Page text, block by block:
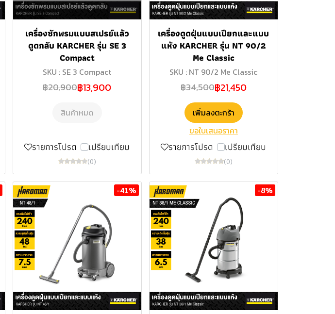
เครื่องซักพรมแบบสเปรย์แล้ว
ดูดกลับ KARCHER รุ่น SE 3
Compact
SKU : SE 3 Compact
฿20,900฿13,900
สินค้าหมด
รายการโปรด เปรียบเทียบ
(0)
เครื่องดูดฝุ่นแบบเปียกและแบบ
แห้ง KARCHER รุ่น NT 90/2
Me Classic
SKU : NT 90/2 Me Classic
฿34,500฿21,450
เพิ่มลงตะกร้า
ขอใบเสนอราคา
รายการโปรด เปรียบเทียบ
(0)
-41% -8%